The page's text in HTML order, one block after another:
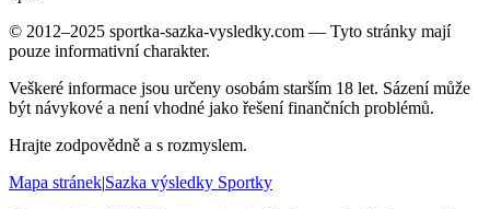
© 2012–2025 sportka-sazka-vysledky.com — Tyto stránky mají
pouze informativní charakter.
Veškeré informace jsou určeny osobám starším 18 let. Sázení může
být návykové a není vhodné jako řešení finančních problémů.
Hrajte zodpovědně a s rozmyslem.
Mapa stránek|Sazka výsledky Sportky